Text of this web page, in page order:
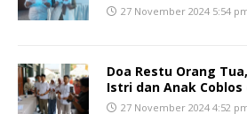
27 November 2024 5:54
Doa Restu Orang
Istri dan Anak Coblos
27 November 2024 4:52